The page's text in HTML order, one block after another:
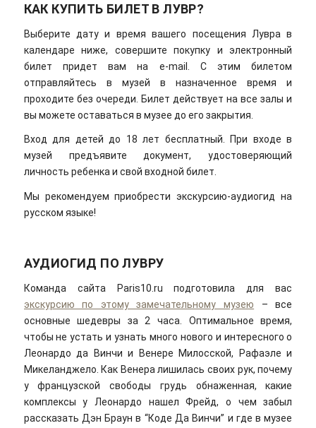
КАК КУПИТЬ БИЛЕТ В ЛУВР?
Выберите дату и время вашего посещения Лувра в
календаре ниже, совершите покупку и электронный
билет придет вам на e-mail. С этим билетом
отправляйтесь в музей в назначенное время и
проходите без очереди. Билет действует на все залы и
вы можете оставаться в музее до его закрытия.
Вход для детей до 18 лет бесплатный. При входе в
музей предъявите документ, удостоверяющий
личность ребенка и свой входной билет.
Мы рекомендуем приобрести экскурсию-аудиогид на
русском языке!
АУДИОГИД ПО ЛУВРУ
Команда сайта Paris10.ru подготовила для вас
экскурсию по этому замечательному музею – все
основные шедевры за 2 часа. Оптимальное время,
чтобы не устать и узнать много нового и интересного о
Леонардо да Винчи и Венере Милосской, Рафаэле и
Микеланджело. Как Венера лишилась своих рук, почему
у французской свободы грудь обнаженная, какие
комплексы у Леонардо нашел Фрейд, о чем забыл
рассказать Дэн Браун в “Коде Да Винчи” и где в музее